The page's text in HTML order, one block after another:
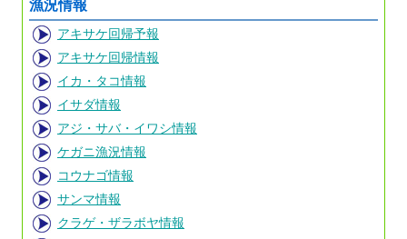
漁況情報
アキサケ回帰予報
アキサケ回帰情報
イカ・タコ情報
イサダ情報
アジ・サバ・イワシ情報
ケガニ漁況情報
コウナゴ情報
サンマ情報
クラゲ・ザラボヤ情報